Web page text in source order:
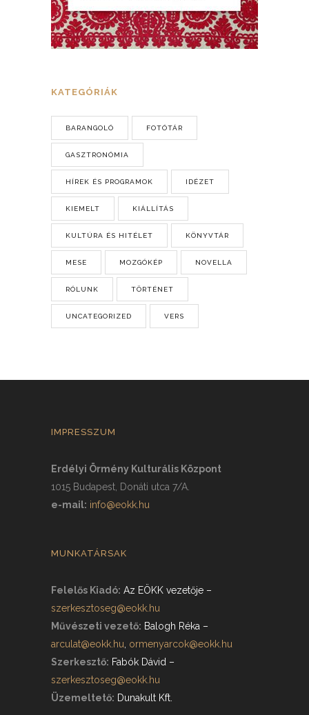
KATEGÓRIÁK
BARANGOLÓ FOTÓTÁR
GASZTRONÓMIA
HÍREK ÉS PROGRAMOK IDÉZET
KIEMELT KIÁLLÍTÁS
KULTÚRA ÉS HITÉLET KÖNYVTÁR
MESE MOZGÓKÉP NOVELLA
RÓLUNK TÖRTÉNET
UNCATEGORIZED VERS
IMPRESSZUM
Erdélyi Örmény Kulturális Központ
1015 Budapest, Donáti utca 7/A.
e-mail: info@eokk.hu
MUNKATÁRSAK
Felelős Kiadó: Az EÖKK vezetője –
szerkesztoseg@eokk.hu
Művészeti vezető: Balogh Réka –
arculat@eokk.hu ormenyarcok@eokk.hu
Szerkesztő: Fabók Dávid –
szerkesztoseg@eokk.hu
Üzemeltető: Dunakult Kft.